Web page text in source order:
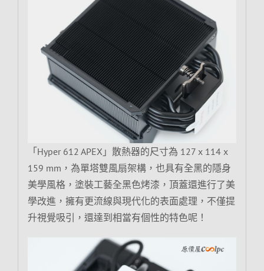
「Hyper 612 APEX」散熱器的尺寸為 127 x 114 x
159 mm，為單塔雙風扇架構，也具有全黑的隱身
美學風格，塗裝工藝全黑色烤漆，頂蓋還進行了美
學改進，擁有更流線與現代化的表面處理，不僅提
升視覺吸引，還達到相當有個性的特色呢！